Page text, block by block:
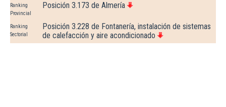
Ranking
Provincial
Posición 3.173 de Almería
Ranking
Sectorial
Posición 3.228 de Fontanería, instalación de sistemas
de calefacción y aire acondicionado